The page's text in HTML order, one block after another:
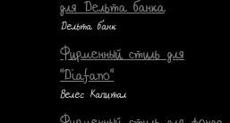
для Дельта банка
Дельта банк
Фирменный стиль для
"Diafano"
Велес Капитал